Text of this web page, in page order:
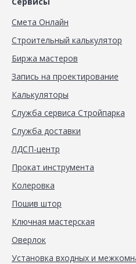
Смета Онлайн
Строительный калькулятор
Биржа мастеров
Запись на проектирование
Калькуляторы
Служба сервиса Стройпарка
Служба доставки
ЛДСП-центр
Прокат инструмента
Колеровка
Пошив штор
Ключная мастерская
Оверлок
Установка входных и